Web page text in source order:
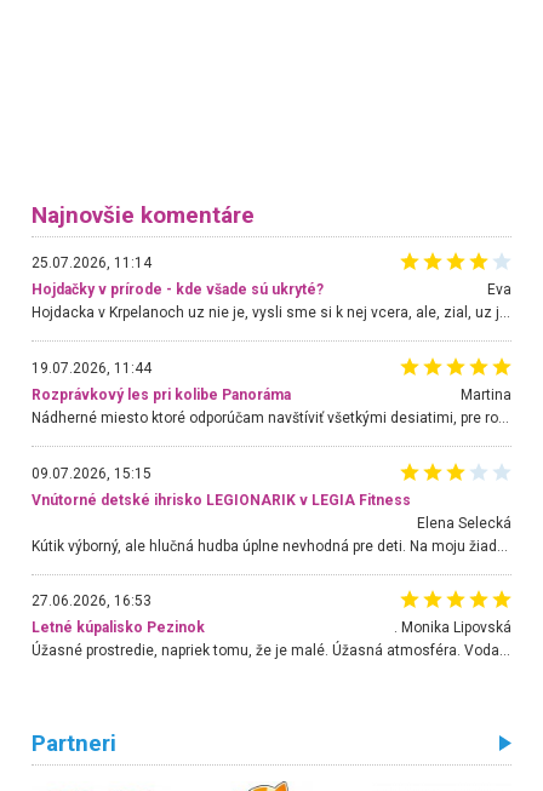
Najnovšie komentáre
25.07.2026, 11:14
Hojdačky v prírode - kde všade sú ukryté?
Eva
Hojdacka v Krpelanoch uz nie je, vysli sme si k nej vcera, ale, zial, uz je znicena. Ak sem planujete cestu len kvoli hojdacke, mozete si ju usetrit. Krasny vyhlad je tu vsak aj bez hojdacky :-)
19.07.2026, 11:44
Rozprávkový les pri kolibe Panoráma
Martina
Nádherné miesto ktoré odporúčam navštíviť všetkými desiatimi, pre rodiny s deťmi, dôchodcom... Proste a jednoducho ozaj rozprávkový les.. určite ešte prídeme. Odniesli sme si na pamiatku krásne tričká,
09.07.2026, 15:15
Vnútorné detské ihrisko LEGIONARIK v LEGIA Fitness
Elena Selecká
27.06.2026, 16:53
Letné kúpalisko Pezinok
. Monika Lipovská
Úžasné prostredie, napriek tomu, že je malé. Úžasná atmosféra. Voda fantastická a nádherná. Ľudí je pomerne veľa, ale su mili a ohľaduplní. Je veľmi zaujímavé sledovať, ako dokážu spolu športovať cudzí ľudia a bez ohľadu na vek. Vládne tu pohoda. Vnuka neviem dostať z vody. Ďakujem za krásny deň . Urcite sa sem vrátim. Jediný problém je s parkovaním, ale aj ten sa mi podarilo vyriešiť. Monika Bratislava
Partneri